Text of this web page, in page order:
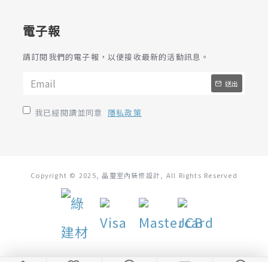
電子報
請訂閱我們的電子報，以便接收最新的活動訊息。
送出
我已經閱讀並同意 隱私政策
Copyright © 2025, 晶璽室內裝修設計, All Rights Reserved